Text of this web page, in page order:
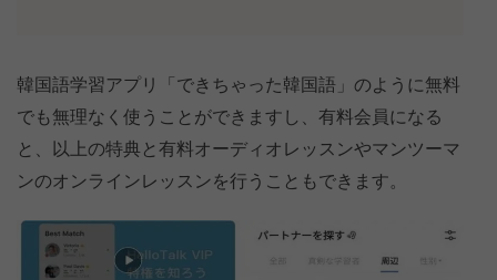
韓国語学習アプリ「できちゃった韓国語」のように無料
でも無理なく使うことができますし、有料会員になる
と、以上の特典と有料オーディオレッスンやマンツーマ
ンのオンラインレッスンを行うこともできます。